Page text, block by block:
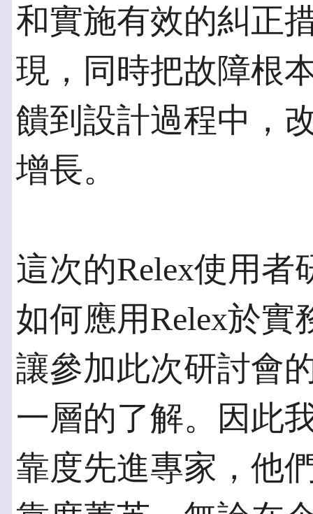
和實施有效的糾正
現，同時把故障根
饋到設計過程中，
增長。
這次的Relex使用
如何應用Relex於
讓參加此次研討會
一層的了解。因此
靠度先進專家，他